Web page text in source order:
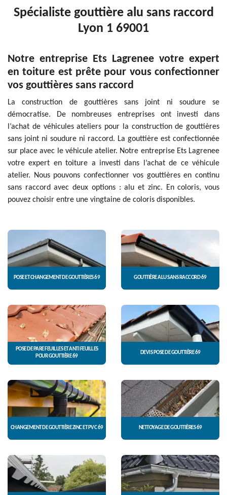
Spécialiste gouttière alu sans raccord
Lyon 1 69001
Notre entreprise Ets Lagrenee votre expert
en toiture est prête pour vous confectionner
vos gouttières sans raccord
La construction de gouttières sans joint ni soudure se
démocratise. De nombreuses entreprises ont investi dans
l’achat de véhicules ateliers pour la construction de gouttières
sans joint ni soudure ni raccord. La gouttière est confectionnée
sur place avec le véhicule atelier. Notre entreprise Ets Lagrenee
votre expert en toiture a investi dans l’achat de ce véhicule
atelier. Nous pouvons confectionner vos gouttières en continu
sans raccord avec deux options : alu et zinc. En coloris, vous
pouvez choisir entre une vingtaine de coloris disponibles.
POSE ET CHANGEMENT DE GOUTTIÈRES 69 GOUTTIÈRE ALU SANS RACCORD 69
POSE DE PARE FEUILLES ET ANTI FEUILLES
POUR GOUTTIÈRE 69
DEVIS POSE DE GOUTTIÈRE 69
CHANGEMENT DE GOUTTIÈRE ZINC ET PVC 69 NETTOYAGE DE GOUTTIÈRES 69